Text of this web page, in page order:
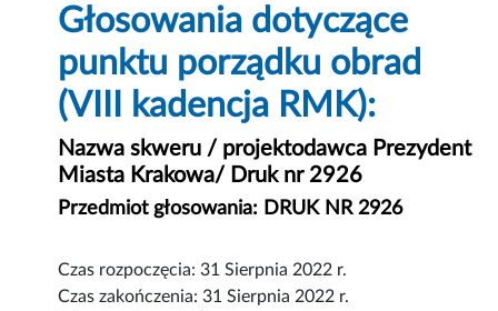
Głosowania dotyczące
punktu porządku obrad
(VIII kadencja RMK):
Nazwa skweru / projektodawca Prezydent
Miasta Krakowa/ Druk nr 2926
Przedmiot głosowania: DRUK NR 2926
Czas rozpoczęcia: 31 Sierpnia 2022 r.
Czas zakończenia: 31 Sierpnia 2022 r.